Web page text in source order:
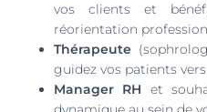
vos clients et
réorientation
Thérapeute
guidez vos patients
Manager RH et